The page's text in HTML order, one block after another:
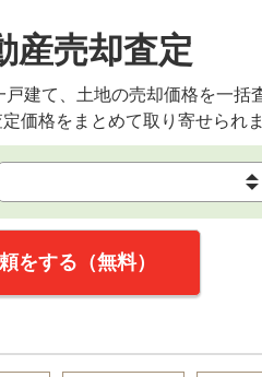
産売却査定
建て、土地の売却価格を一括
価格をまとめて取り寄せられま
をする（無料）